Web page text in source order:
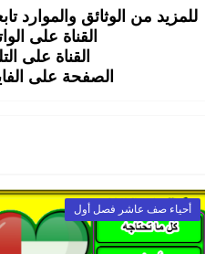
للمزيد من الوثائق والموارد
القناة على
القناة على
الصفحة على
أحياء صف عاشر فصل أول